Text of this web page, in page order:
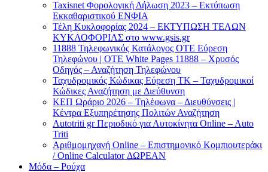
Taxisnet Φορολογική Δήλωση 2023 – Εκτύπωση
Εκκαθαριστικού EΝΦΙΑ
Τέλη Kυκλοφορίας 2024 – ΕΚΤΥΠΩΣΗ ΤΕΛΩΝ
ΚΥΚΛΟΦΟΡΙΑΣ στο www.gsis.gr
11888 Τηλεφωνικός Κατάλογος ΟΤΕ Εύρεση
Τηλεφώνου | OTE White Pages 11888 – Χρυσός
Οδηγός – Αναζήτηση Τηλεφώνου
Ταχυδρομικός Κώδικας Εύρεση ΤΚ – Ταχυδρομικοί
Κώδικες Αναζήτηση με Διεύθυνση
ΚΕΠ Ωράριο 2026 – Τηλέφωνα – Διευθύνσεις |
Κέντρα Εξυπηρέτησης Πολιτών Αναζήτηση
Autotriti gr Περιοδικό για Αυτοκίνητα Online – Auto
Triti
Αριθμομηχανή Online – Επιστημονικό Κομπιουτεράκι
/ Online Calculator ΔΩΡΕΑΝ
Μόδα – Ρούχα